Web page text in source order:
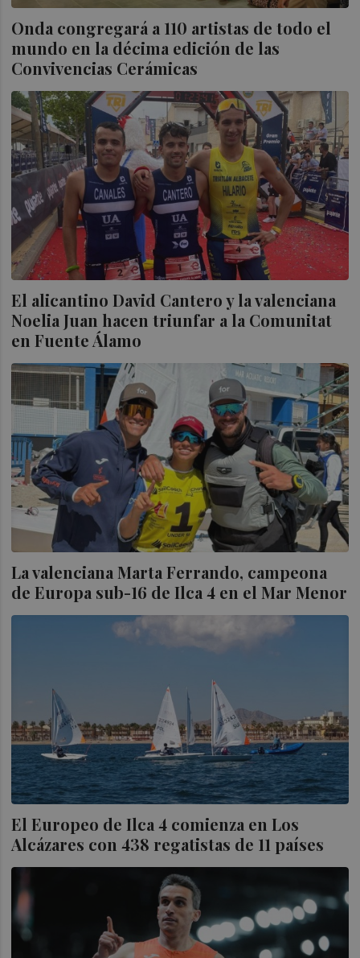
Onda congregará a 110 artistas de todo el
mundo en la décima edición de las
Convivencias Cerámicas
El alicantino David Cantero y la valenciana
Noelia Juan hacen triunfar a la Comunitat
en Fuente Álamo
La valenciana Marta Ferrando, campeona
de Europa sub-16 de Ilca 4 en el Mar Menor
El Europeo de Ilca 4 comienza en Los
Alcázares con 438 regatistas de 11 países